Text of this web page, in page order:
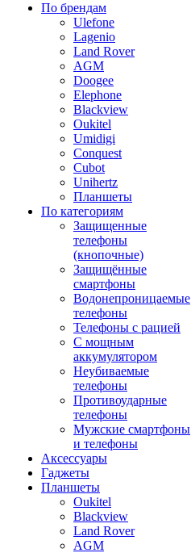
По брендам
Ulefone
Lagenio
Land Rover
AGM
Doogee
Elephone
Blackview
Oukitel
Umidigi
Conquest
Cubot
Unihertz
Планшеты
По категориям
Защищенные
телефоны
(кнопочные)
Защищённые
смартфоны
Водонепроницаемые
телефоны
Телефоны с рацией
С мощным
аккумулятором
Неубиваемые
телефоны
Противоударные
телефоны
Мужские смартфоны
и телефоны
Аксессуары
Гаджеты
Планшеты
Oukitel
Blackview
Land Rover
AGM